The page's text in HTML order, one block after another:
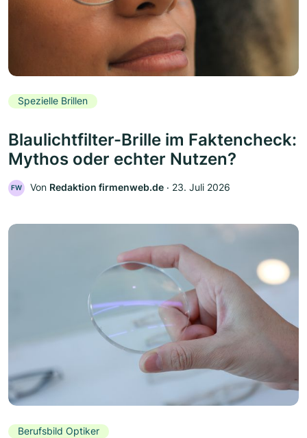
Spezielle Brillen
Blaulichtfilter-Brille im Faktencheck:
Mythos oder echter Nutzen?
FW Von Redaktion firmenweb.de ‧ 23. Juli 2026
Berufsbild Optiker